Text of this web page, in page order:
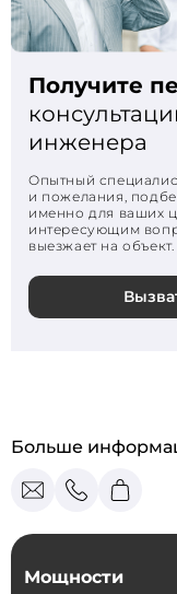
Получите
инженера
Опытный
и пожелания,
именно для ваших
интересующим
выезжает на объект.
Больше
Мощности